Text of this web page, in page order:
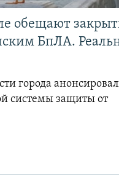
обещают
БпЛА.
города
системы защиты от